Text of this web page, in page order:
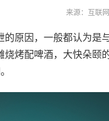
来源：互联
原因，一般都认为是
烤配啤酒，大快朵颐